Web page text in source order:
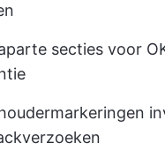
secties voor